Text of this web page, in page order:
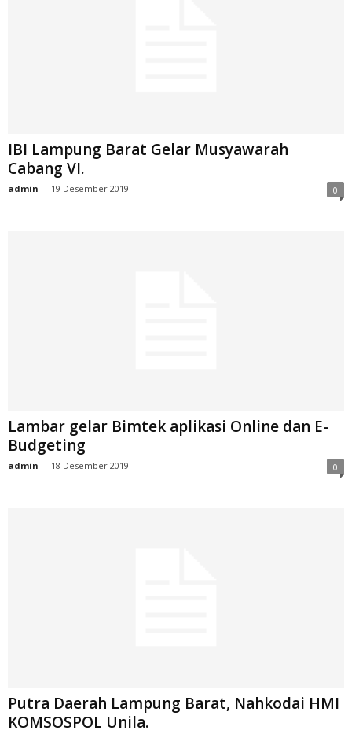
IBI Lampung Barat Gelar Musyawarah
Cabang VI.
admin - 19 Desember 2019 0
Lambar gelar Bimtek aplikasi Online dan E-
Budgeting
admin - 18 Desember 2019 0
Putra Daerah Lampung Barat, Nahkodai HMI
KOMSOSPOL Unila.